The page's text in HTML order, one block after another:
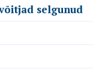
selgunud